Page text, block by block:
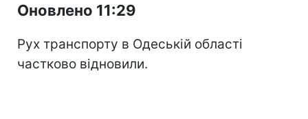
Оновлено 11:29
Рух транспорту в Одеській області
частково відновили.